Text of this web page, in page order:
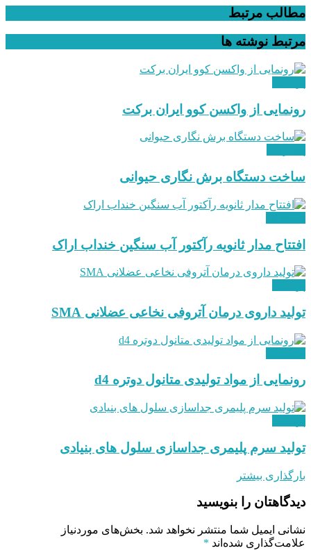
مطالب مرتبط
مرتبط نوشته ها
رونمایی از واکسن کوو ایران برکت
ساخت دستگاه برش نگاری حیوانی
افتتاح مدار ثانویه رآکتور آب سنگین خنداب اراک
تولید داروی درمان آتروفی نخاعی عضلانی SMA
رونمایی از مواد تولیدی متانول دوتره d4
تولید سرم پلیمری جداسازی سلول های بنیادی
بارگذاری بیشتر
دیدگاهتان را بنویسید
نشانی ایمیل شما منتشر نخواهد شد. بخش‌های موردنیاز
علامت‌گذاری شده‌اند *